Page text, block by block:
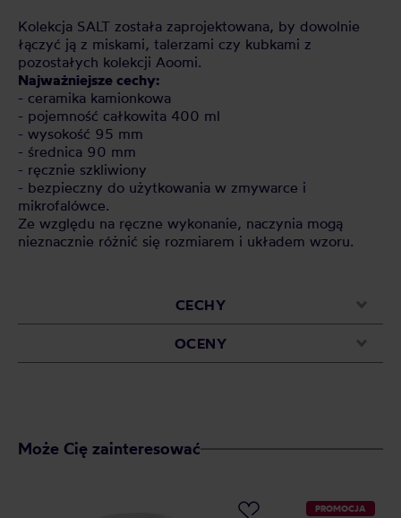
Kolekcja SALT została zaprojektowana, by dowolnie
łączyć ją z miskami, talerzami czy kubkami z
pozostałych kolekcji Aoomi.
Najważniejsze cechy:
- ceramika kamionkowa
- pojemność całkowita 400 ml
- wysokość 95 mm
- średnica 90 mm
- ręcznie szkliwiony
- bezpieczny do użytkowania w zmywarce i
mikrofalówce.
Ze względu na ręczne wykonanie, naczynia mogą
nieznacznie różnić się rozmiarem i układem wzoru.
CECHY
OCENY
Może Cię zainteresować
PROMOCJA